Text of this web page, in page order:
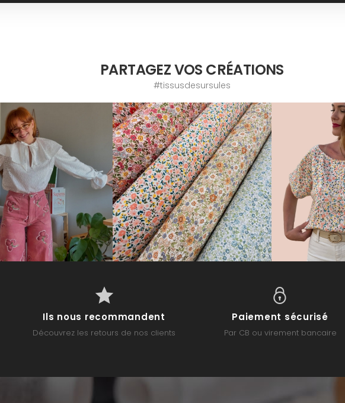
PARTAGEZ VOS CRÉATIONS
#tissusdesursules
Ils nous recommandent
Découvrez les retours de nos clients
Paiement sécurisé
Par CB ou virement bancaire